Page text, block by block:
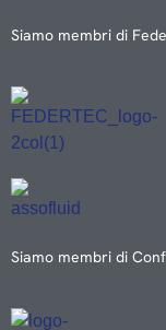
Siamo membri di
Siamo membri di